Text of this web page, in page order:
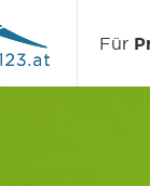
Für